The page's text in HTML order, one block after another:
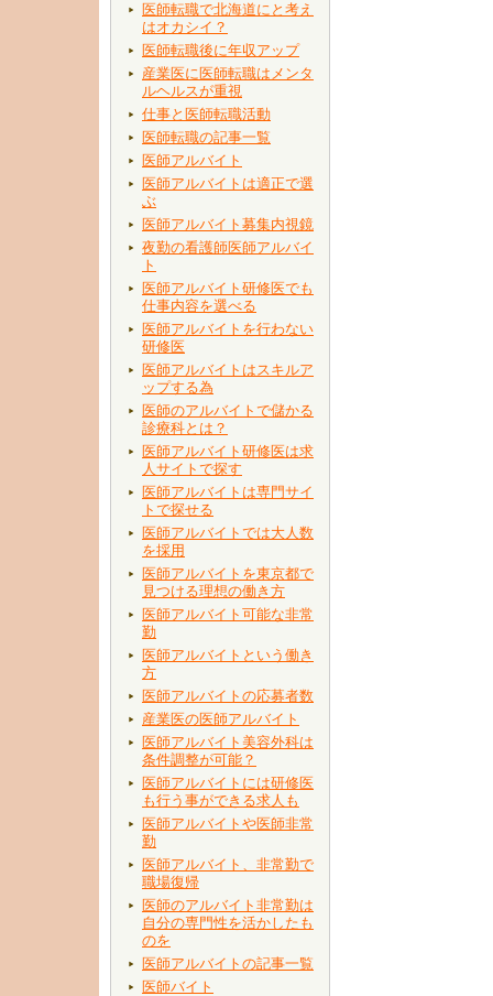
医師転職で北海道にと考え
はオカシイ？
医師転職後に年収アップ
産業医に医師転職はメンタ
ルヘルスが重視
仕事と医師転職活動
医師転職の記事一覧
医師アルバイト
医師アルバイトは適正で選
ぶ
医師アルバイト募集内視鏡
夜勤の看護師医師アルバイ
ト
医師アルバイト研修医でも
仕事内容を選べる
医師アルバイトを行わない
研修医
医師アルバイトはスキルア
ップする為
医師のアルバイトで儲かる
診療科とは？
医師アルバイト研修医は求
人サイトで探す
医師アルバイトは専門サイ
トで探せる
医師アルバイトでは大人数
を採用
医師アルバイトを東京都で
見つける理想の働き方
医師アルバイト可能な非常
勤
医師アルバイトという働き
方
医師アルバイトの応募者数
産業医の医師アルバイト
医師アルバイト美容外科は
条件調整が可能？
医師アルバイトには研修医
も行う事ができる求人も
医師アルバイトや医師非常
勤
医師アルバイト、非常勤で
職場復帰
医師のアルバイト非常勤は
自分の専門性を活かしたも
のを
医師アルバイトの記事一覧
医師バイト